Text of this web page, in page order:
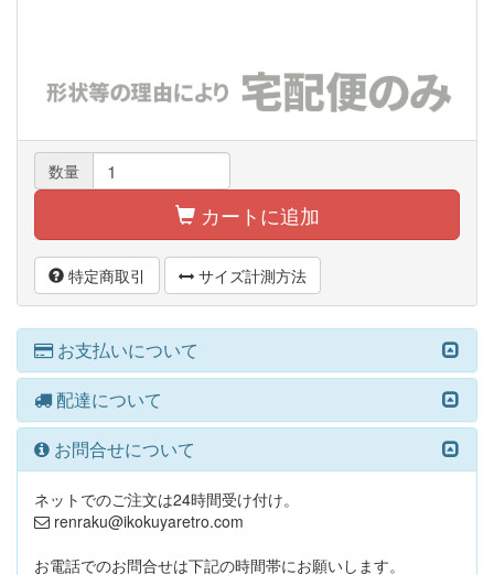
数量
カートに追加
特定商取引 サイズ計測方法
お支払いについて
配達について
お問合せについて
ネットでのご注文は24時間受け付け。
renraku@ikokuyaretro.com
お電話でのお問合せは下記の時間帯にお願いします。